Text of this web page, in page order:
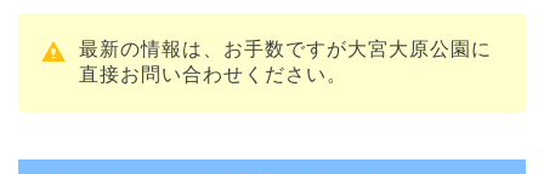
最新の情報は、お手数ですが大宮大原公園に
直接お問い合わせください。